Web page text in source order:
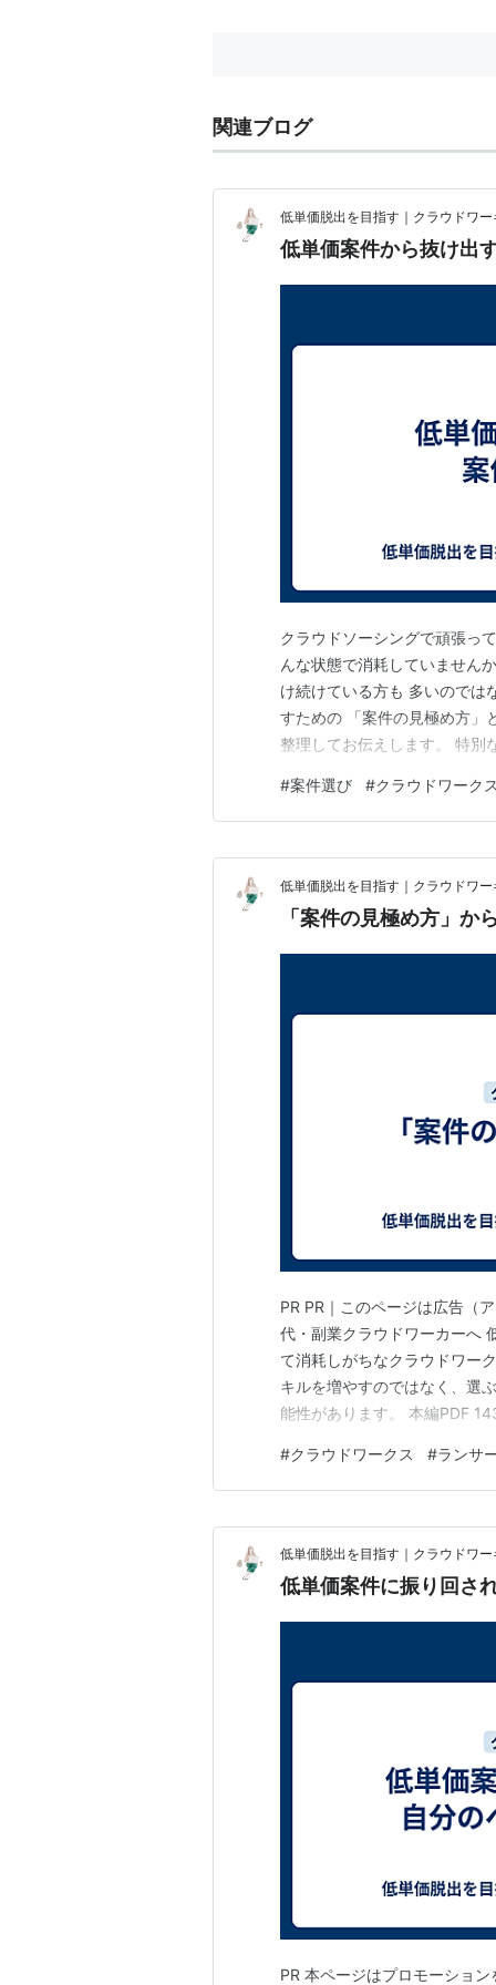
関連ブログ
低単価脱出を目指す｜クラウドワ
低単価案件から抜け出
クラウドソーシングで頑張っ
んな状態で消耗していません
け続けている方も 多いのでは
すための 「案件の見極め方」
整理してお伝えします。 特別
件を見抜く3つのチェックポ
プロフィールの整え方 今受け
#案件選び #クラウドワーク
低単価脱出を目指す｜クラウドワ
「案件の見極め方」か
PR PR｜このページは広告（
代・副業クラウドワーカーへ
て消耗しがちなクラウドワー
キルを増やすのではなく、選
能性があります。 本編PDF
動します ※成果には個人差が
めに その疲れ方、…
#クラウドワークス #ランサ
低単価脱出を目指す｜クラウドワ
低単価案件に振り回さ
PR 本ページはプロモーショ